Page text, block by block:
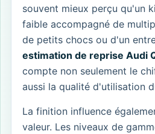
souvent mieux perçu qu'un
faible accompagné de
de petits chocs ou d'un
estimation de reprise Audi
compte non seulement le
aussi la qualité d'utilisation
La finition influence
valeur. Les niveaux de